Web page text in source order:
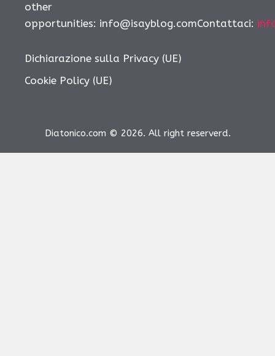
other
opportunities: info@isayblog.comContattaci:
Dichiarazione sulla Privacy (UE)
Cookie Policy (UE)
Diatonico.com © 2026. All right reserverd.